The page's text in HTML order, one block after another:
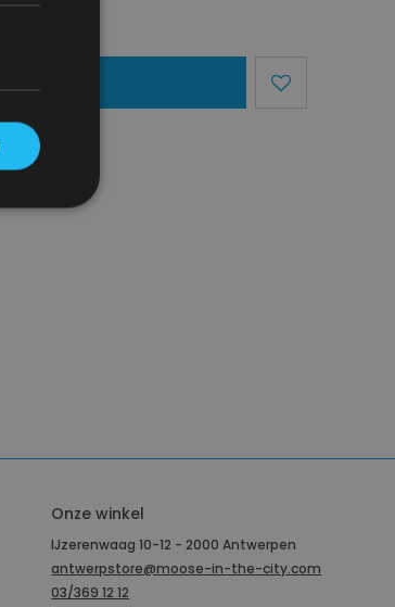
Onze winkel
IJzerenwaag 10-12 - 2000 Antwerpen
antwerpstore@moose-in-the-city.com
03/369 12 12